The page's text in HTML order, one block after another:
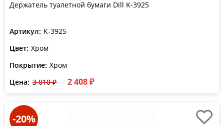
Держатель туалетной бумаги Dill K-3925
Артикул: K-3925
Цвет: Хром
Покрытие: Хром
Цена: 3 010 ₽ 2 408 ₽
-20%